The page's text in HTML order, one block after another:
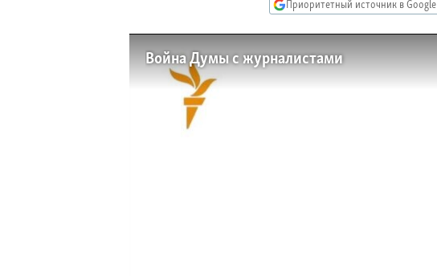
ПОДПИШИТЕСЬ НА РАССЫЛКУ
Приоритетный источник в Google
Война Думы с журналистами